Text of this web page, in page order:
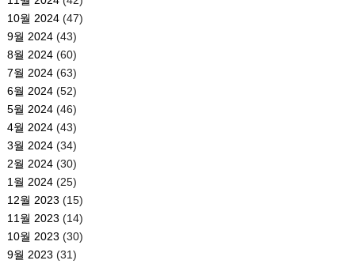
10월 2024(47)
9월 2024(43)
8월 2024(60)
7월 2024(63)
6월 2024(52)
5월 2024(46)
4월 2024(43)
3월 2024(34)
2월 2024(30)
1월 2024(25)
12월 2023 (15)
11월 2023 (14)
10월 2023 (30)
9월 2023 (31)